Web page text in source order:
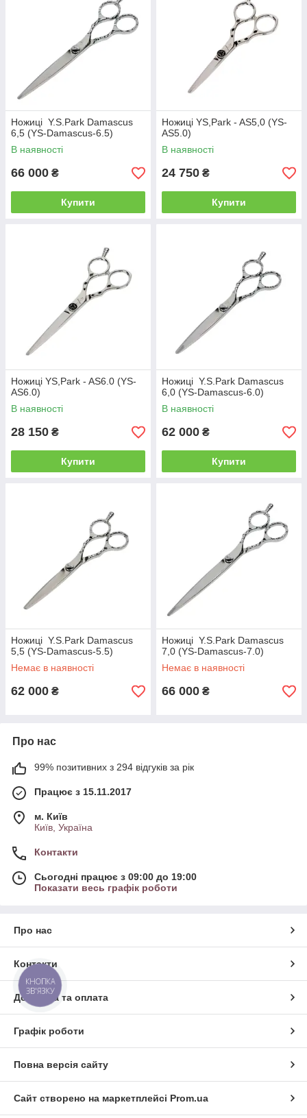
Ножиці Y.S.Park Damascus
6,5 (YS-Damascus-6.5)
В наявності
66 000 ₴
Купити
Ножиці YS,Park - AS5,0 (YS-
AS5.0)
В наявності
24 750 ₴
Купити
Ножиці YS,Park - AS6.0 (YS-
AS6.0)
В наявності
28 150 ₴
Купити
Ножиці Y.S.Park Damascus
6,0 (YS-Damascus-6.0)
В наявності
62 000 ₴
Купити
Ножиці Y.S.Park Damascus
5,5 (YS-Damascus-5.5)
Немає в наявності
62 000 ₴
Ножиці Y.S.Park Damascus
7,0 (YS-Damascus-7.0)
Немає в наявності
66 000 ₴
Про нас
99% позитивних з 294 відгуків за рік
Працює з 15.11.2017
м. Київ
Київ, Україна
Контакти
Сьогодні працює з 09:00 до 19:00
Показати весь графік роботи
Про нас
Контакти
Доставка та оплата
Графік роботи
Повна версія сайту
Сайт створено на маркетплейсі Prom.ua
КНОПКА
ЗВ'ЯЗКУ